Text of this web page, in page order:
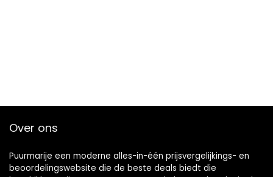
Over ons
Puurmarije een moderne alles-in-één prijsvergelijkings- en
beoordelingswebsite die de beste deals biedt die